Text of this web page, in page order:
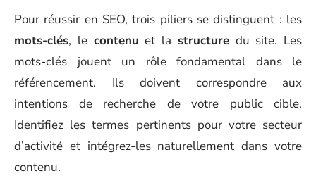
Pour réussir en SEO, trois piliers se distinguent : les
mots-clés, le contenu et la structuredu site. Les
mots-clés jouent un rôle fondamental dans le
référencement. Ils doivent correspondre aux
intentions de recherche de votre public cible.
Identifiez les termes pertinents pour votre secteur
d’activité et intégrez-les naturellement dans votre
contenu.